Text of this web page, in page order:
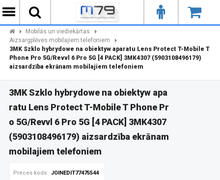
Mobilās un viediekārtas
Aizsargplēves mobilajiem telefoniem
3MK Szklo hybrydowe na obiektyw aparatu Lens Protect T-Mobile T
Phone Pro 5G/Revvl 6 Pro 5G [4 PACK] 3MK4307 (5903108496179)
aizsardzība ekrānam mobilajiem telefoniem
3MK Szklo hybrydowe na obiektyw apa
ratu Lens Protect T-Mobile T Phone Pr
o 5G/Revvl 6 Pro 5G [4 PACK] 3MK4307
(5903108496179) aizsardzība ekrānam
mobilajiem telefoniem
Preces kods: JOINEDIT77475544